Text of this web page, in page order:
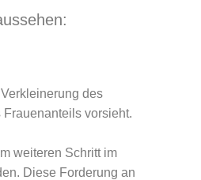
des
vorsieht.
weiteren Schritt im
Diese Forderung an